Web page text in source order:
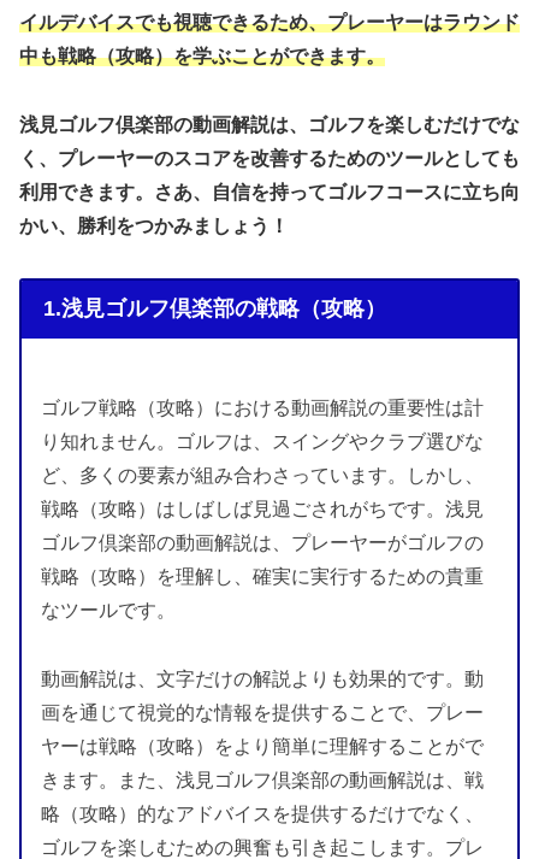
イルデバイスでも視聴できるため、プレーヤーはラウンド
中も戦略（攻略）を学ぶことができます。
浅見ゴルフ倶楽部の動画解説は、ゴルフを楽しむだけでな
く、プレーヤーのスコアを改善するためのツールとしても
利用できます。さあ、自信を持ってゴルフコースに立ち向
かい、勝利をつかみましょう！
1.浅見ゴルフ倶楽部の戦略（攻略）
ゴルフ戦略（攻略）における動画解説の重要性は計
り知れません。ゴルフは、スイングやクラブ選びな
ど、多くの要素が組み合わさっています。しかし、
戦略（攻略）はしばしば見過ごされがちです。浅見
ゴルフ倶楽部の動画解説は、プレーヤーがゴルフの
戦略（攻略）を理解し、確実に実行するための貴重
なツールです。
動画解説は、文字だけの解説よりも効果的です。動
画を通じて視覚的な情報を提供することで、プレー
ヤーは戦略（攻略）をより簡単に理解することがで
きます。また、浅見ゴルフ倶楽部の動画解説は、戦
略（攻略）的なアドバイスを提供するだけでなく、
ゴルフを楽しむための興奮も引き起こします。プレ